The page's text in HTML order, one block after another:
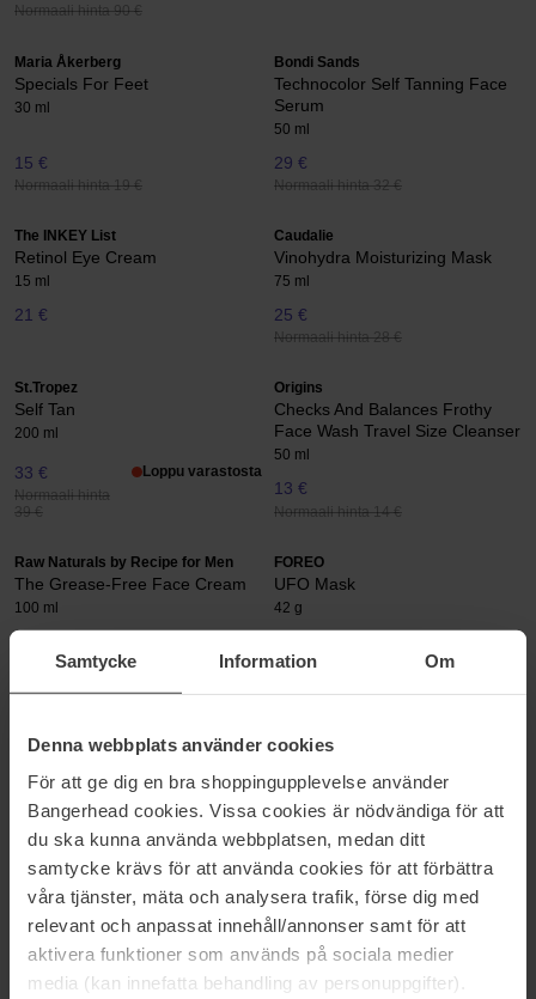
Samtycke Information Om
Denna webbplats använder cookies
För att ge dig en bra shoppingupplevelse använder
Bangerhead cookies. Vissa cookies är nödvändiga för att
du ska kunna använda webbplatsen, medan ditt
samtycke krävs för att använda cookies för att förbättra
våra tjänster, mäta och analysera trafik, förse dig med
relevant och anpassat innehåll/annonser samt för att
aktivera funktioner som används på sociala medier
media (kan innefatta behandling av personuppgifter).
Normaali hinta 90 €
Maria Åkerberg
Specials For Feet
30 ml
15 €
Normaali hinta 19 €
Bondi Sands
Technocolor Self Tanning Face
Serum
50 ml
29 €
Normaali hinta 32 €
The INKEY List
Retinol Eye Cream
15 ml
21 €
Caudalie
Vinohydra Moisturizing Mask
75 ml
25 €
Normaali hinta 28 €
St.Tropez
Self Tan
200 ml
33 €
Normaali hinta
39 €
Loppu varastosta
Origins
Checks And Balances Frothy
Face Wash Travel Size Cleanser
50 ml
13 €
Normaali hinta 14 €
Raw Naturals by Recipe for Men
The Grease-Free Face Cream
100 ml
Normaali hinta 14 €
FOREO
UFO Mask
42 g
Normaali hinta 14 €
Ceramidin Skin Barrier
Moisturizing Eye Cream
15 ml
32 €
Normaali hinta 37 €
Vitamin C Serum Capsules
70 €
Normaali hinta 78 €
COSRX
Ultra-Light Invisible Sunscreen
SPF50
50 ml
19 € Loppu varastosta
Gisada
Ambassador Men
Deodorant Stick75 ml